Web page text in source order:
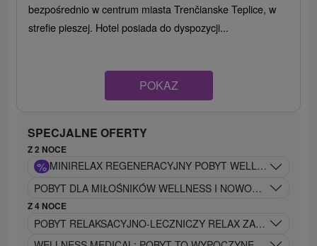
bezpośrednio w centrum miasta Trenčianske Teplice, w
strefie pieszej. Hotel posiada do dyspozycji...
POKAZ
SPECJALNE OFERTY
Z 2 NOCE
%
POBYT DLA MIŁOŚNIKÓW WELLNESS I NOWOCZESNEGO
Z 4 NOCE
POBYT RELAKSACYJNO-LECZNICZY RELAX